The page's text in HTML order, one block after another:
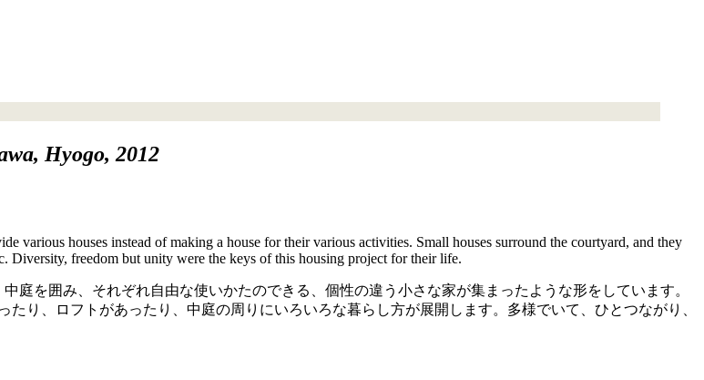
Hyogo, 2012
various houses instead of making a house for their various activities. Small houses surround the courtyard, and they
Diversity, freedom but unity were the keys of this housing project for their life.
庭を囲み、それぞれ自由な使いかたのできる、個性の違う小さな家が集まったような形をしています。
り、ロフトがあったり、中庭の周りにいろいろな暮らし方が展開します。多様でいて、ひとつながり、